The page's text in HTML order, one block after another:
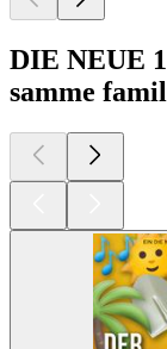
DIE NEUE
samme